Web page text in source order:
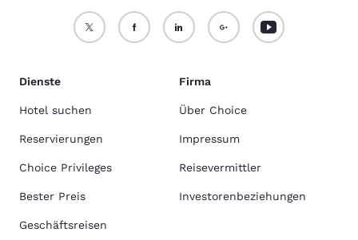
Dienste
Hotel suchen
Reservierungen
Choice Privileges
Bester Preis
Geschäftsreisen
Firma
Über Choice
Impressum
Reisevermittler
Investorenbeziehungen